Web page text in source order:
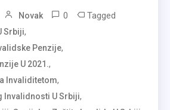
Novak 0 Tagged
Srbiji,
Penzije,
U 2021.,
Invaliditetom,
Invalidnosti U Srbiji,